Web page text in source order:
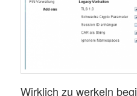
Wirklich zu werkeln